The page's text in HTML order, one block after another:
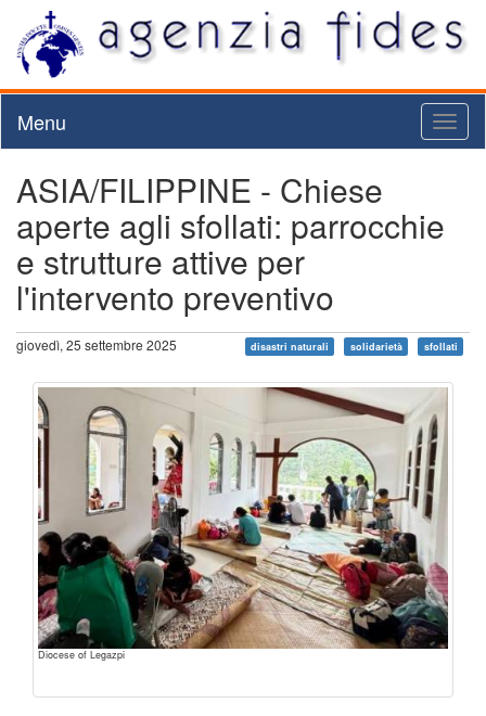
Menu
ASIA/FILIPPINE - Chiese
aperte agli sfollati: parrocchie
e strutture attive per
l'intervento preventivo
giovedì, 25 settembre 2025 disastri naturali solidarietà sfollati
Diocese of Legazpi